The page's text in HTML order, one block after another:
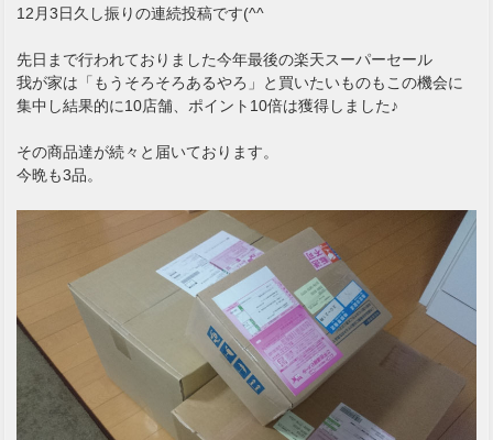
12月3日久し振りの連続投稿です(^^ゞ
先日まで行われておりました今年最後の楽天スーパーセール
我が家は「もうそろそろあるやろ」と買いたいものもこの機会に
集中し結果的に10店舗、ポイント10倍は獲得しました♪
その商品達が続々と届いております。
今晩も3品。